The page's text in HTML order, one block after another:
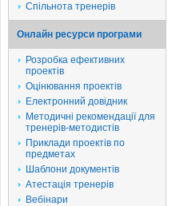
Спільнота тренерів
Онлайн ресурси програми
Розробка ефективних
проектів
Оцінювання проектів
Електронний довідник
Методичні рекомендації для
тренерів-методистів
Приклади проектів по
предметах
Шаблони документів
Атестація тренерів
Вебінари